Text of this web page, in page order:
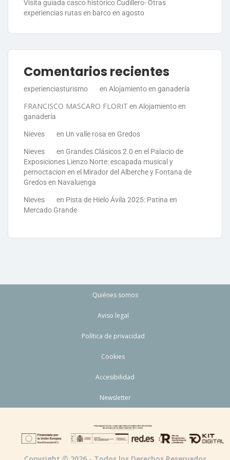
Visita guiada casco histórico Cudillero- Otras
experiencias rutas en barco en agosto
Comentarios recientes
experienciasturismo en Alojamiento en ganadería
FRANCISCO MASCARO FLORIT en Alojamiento en
ganadería
Nieves en Un valle rosa en Gredos
Nieves en Grandes Clásicos 2.0 en el Palacio de
Exposiciones Lienzo Norte: escapada musical y
pernoctacion en el Mirador del Alberche y Fontana de
Gredos en Navaluenga
Nieves en Pista de Hielo Ávila 2025: Patina en
Mercado Grande
Quiénes somos
Aviso legal
Política de privacidad
Cookies
Accesibilidad
Newsletter